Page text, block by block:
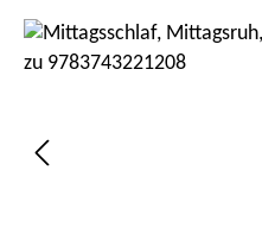
Bildergalerie überspringen